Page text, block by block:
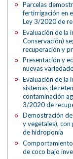
Parcelas
fertirrigación en
Ley 3/2020 de
Evaluación de la
Conservación)
recuperación y
Presentación y
nuevas
Evaluación de la
sistemas de
contaminación
3/2020 de
Demostración
y vegetales),
de hidroponía
de coco bajo